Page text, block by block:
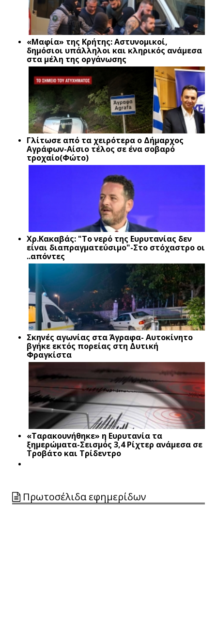
«Μαφία» της Κρήτης: Αστυνομικοί,
δημόσιοι υπάλληλοι και κληρικός ανάμεσα
στα μέλη της οργάνωσης
Γλίτωσε από τα χειρότερα ο Δήμαρχος
Αγράφων-Αίσιο τέλος σε ένα σοβαρό
τροχαίο(Φώτο)
Xρ.Κακαβάς: "Το νερό της Ευρυτανίας δεν
είναι διαπραγματεύσιμο"-Στο στόχαστρο οι
..απόντες
Σκηνές αγωνίας στα Άγραφα- Αυτοκίνητο
βγήκε εκτός πορείας στη Δυτική
Φραγκίστα
«Ταρακουνήθηκε» η Ευρυτανία τα
ξημερώματα-Σεισμός 3,4 Ρίχτερ ανάμεσα σε
Τροβάτο και Τρίδεντρο
Πρωτοσέλιδα εφημερίδων